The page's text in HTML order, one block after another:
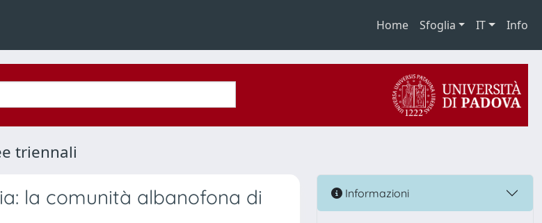
Home Sfoglia IT Info
triennali
la comunità albanofona di
Informazioni